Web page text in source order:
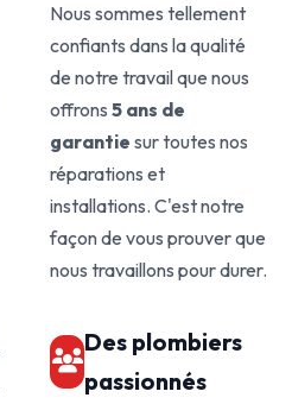
Nous sommes tellement
confiants dans la qualité
de notre travail que nous
offrons 5 ans de
garantie sur toutes nos
réparations et
installations. C'est notre
façon de vous prouver que
nous travaillons pour durer.
Des plombiers
passionnés